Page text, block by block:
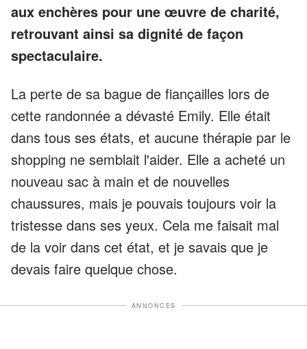
aux enchères pour une œuvre de charité,
retrouvant ainsi sa dignité de façon
spectaculaire.
La perte de sa bague de fiançailles lors de
cette randonnée a dévasté Emily. Elle était
dans tous ses états, et aucune thérapie par le
shopping ne semblait l'aider. Elle a acheté un
nouveau sac à main et de nouvelles
chaussures, mais je pouvais toujours voir la
tristesse dans ses yeux. Cela me faisait mal
de la voir dans cet état, et je savais que je
devais faire quelque chose.
ANNONCES